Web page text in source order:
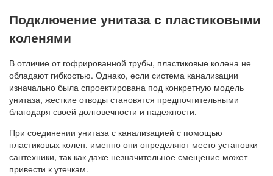
Подключение унитаза с пластиковыми
коленями
В отличие от гофрированной трубы, пластиковые колена не
обладают гибкостью. Однако, если система канализации
изначально была спроектирована под конкретную модель
унитаза, жесткие отводы становятся предпочтительными
благодаря своей долговечности и надежности.
При соединении унитаза с канализацией с помощью
пластиковых колен, именно они определяют место установки
сантехники, так как даже незначительное смещение может
привести к утечкам.